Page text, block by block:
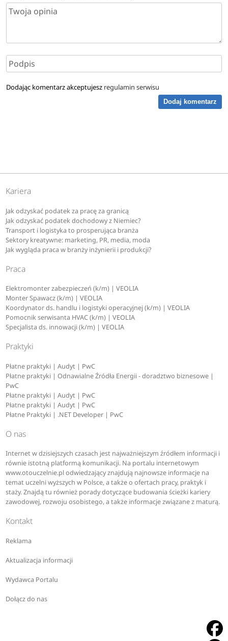
Dodając komentarz akceptujesz regulamin serwisu
Dodaj komentarz
Kariera
Jak odzyskać podatek za pracę za granicą
Jak odzyskać podatek dochodowy z Niemiec?
Transport i logistyka to prosperująca branża
Sektory kreatywne: marketing, PR, media, moda
Jak wygląda praca w branży inżynierii i produkcji?
Praca
Elektromonter zabezpieczeń (k/m) | VEOLIA
Monter Spawacz (k/m) | VEOLIA
Koordynator ds. handlu i logistyki operacyjnej (k/m) | VEOLIA
Pomocnik serwisanta HVAC (k/m) | VEOLIA
Specjalista ds. innowacji (k/m) | VEOLIA
Praktyki
Płatne praktyki | Audyt | PwC
Płatne praktyki | Odnawialne Źródła Energii - doradztwo biznesowe |
PwC
Płatne praktyki | Audyt | PwC
Płatne praktyki | Audyt | PwC
Płatne Praktyki | .NET Developer | PwC
O nas
Internet w dzisiejszych czasach jest najważniejszym źródłem informacji i
równie istotną platformą komunikacji. Na portalu internetowym
www.otouczelnie.pl odwiedzający znajdują najnowsze informacje na
temat uczelni wyższych w Polsce, a także o ofertach pracy, praktyk i
staży. Znajdą tu również porady dotyczące budowania ścieżki kariery
zawodowej, rozwoju osobistego, a także informacje związane z maturą.
Kontakt
Reklama
Aktualizacja informacji
Wydawca Portalu
Dołącz do nas